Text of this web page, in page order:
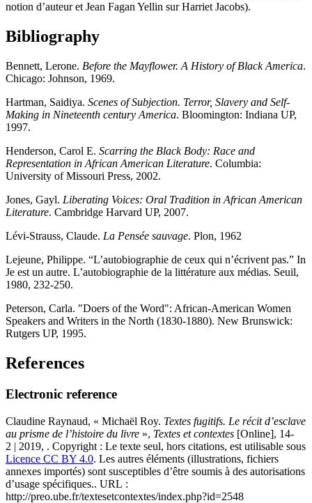
notion d’auteur et Jean Fagan Yellin sur Harriet Jacobs).
Bibliography
Bennett, Lerone. Before the Mayflower. A History of Black America.
Chicago: Johnson, 1969.
Hartman, Saidiya. Scenes of Subjection. Terror, Slavery and Self-
Making in Nineteenth century America. Bloomington: Indiana UP,
1997.
Henderson, Carol E. Scarring the Black Body: Race and
Representation in African American Literature. Columbia:
University of Missouri Press, 2002.
Jones, Gayl. Liberating Voices: Oral Tradition in African American
Literature. Cambridge Harvard UP, 2007.
Lévi-Strauss, Claude. La Pensée sauvage. Plon, 1962
Lejeune, Philippe. “L’autobiographie de ceux qui n’écrivent pas.” In
Je est un autre. L’autobiographie de la littérature aux médias. Seuil,
1980, 232-250.
Peterson, Carla. "Doers of the Word": African-American Women
Speakers and Writers in the North (1830-1880). New Brunswick:
Rutgers UP, 1995.
References
Electronic reference
Claudine Raynaud, « Michaël Roy. Textes fugitifs. Le récit d’esclave
au prisme de l’histoire du livre », Textes et contextes [Online], 14-
2 | 2019, . Copyright : Le texte seul, hors citations, est utilisable sous
Licence CC BY 4.0. Les autres éléments (illustrations, fichiers
annexes importés) sont susceptibles d’être soumis à des autorisations
d’usage spécifiques.. URL :
http://preo.ube.fr/textesetcontextes/index.php?id=2548